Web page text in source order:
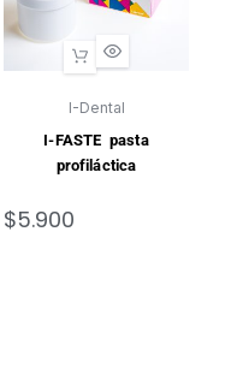
I-Dental
I-FASTE pasta
profiláctica
$5.900